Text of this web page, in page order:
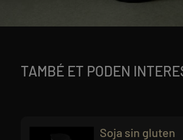
TAMBÉ ET PODEN
Soja sin gluten